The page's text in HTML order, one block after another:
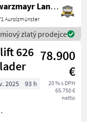
mm
1 400
Schwarzmayr Landtechnik GmbH - Aurolzmünster
Aurolzmünster
zlatý prodejce
626 78.900
€
20 % s DPH
65.750 €
netto
2025
93 h